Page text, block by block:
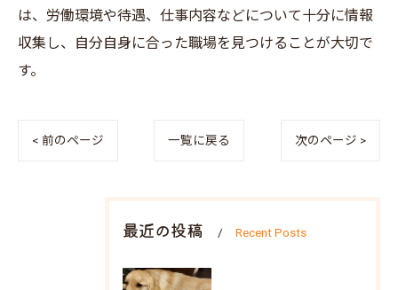
は、労働環境や待遇、仕事内容などについて十分に情報
収集し、自分自身に合った職場を見つけることが大切で
す。
< 前のページ 一覧に戻る 次のページ >
最近の投稿 Recent Posts